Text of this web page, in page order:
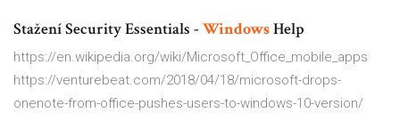
Stažení Security Essentials - WindowsHelp
https://en.wikipedia.org/wiki/Microsoft_Office_mobile_apps
https://venturebeat.com/2018/04/18/microsoft-drops-
onenote-from-office-pushes-users-to-windows-10-version/